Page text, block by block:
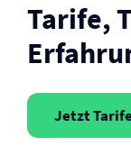
Tarife,
Jetzt